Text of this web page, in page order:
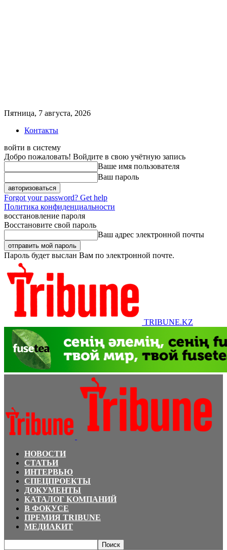
Пятница, 7 августа, 2026
Контакты
войти в систему
Добро пожаловать! Войдите в свою учётную запись
Ваше имя пользователя
Ваш пароль
Forgot your password? Get help
Политика конфиденциальности
восстановление пароля
Восстановите свой пароль
Ваш адрес электронной почты
Пароль будет выслан Вам по электронной почте.
TRIBUNE.KZ
НОВОСТИ
СТАТЬИ
ИНТЕРВЬЮ
СПЕЦПРОЕКТЫ
ДОКУМЕНТЫ
КАТАЛОГ КОМПАНИЙ
В ФОКУСЕ
ПРЕМИЯ TRIBUNE
МЕДИАКИТ